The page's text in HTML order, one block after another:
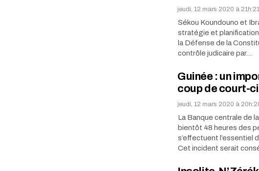
jeudi, 12 mars 2020 à 21h:21
Sékou Koundouno et
stratégie et
la Défense de la
contrôle judicaire par…
Guinée : un
coup de court-
jeudi, 12 mars 2020 à
La Banque centrale de
bientôt 48 heures des
s’effectuent l’essentiel
Cet incident serait